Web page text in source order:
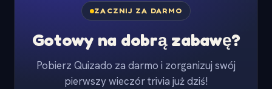
ZACZNIJ ZA DARMO
Gotowy na dobrą zabawę?
Pobierz Quizado za darmo i zorganizuj swój
pierwszy wieczór trivia już dziś!